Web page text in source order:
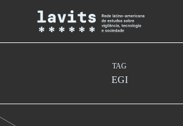
TAG
EGI